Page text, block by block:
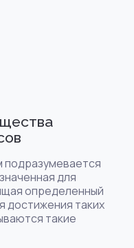
для
определенный
достижения таких
такие